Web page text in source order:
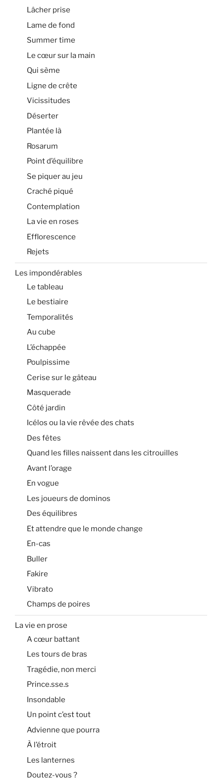
Lâcher prise
Lame de fond
Summer time
Le cœur sur la main
Qui sème
Ligne de crête
Vicissitudes
Déserter
Plantée là
Rosarum
Point d’équilibre
Se piquer au jeu
Craché piqué
Contemplation
La vie en roses
Efflorescence
Rejets
Les impondérables
Le tableau
Le bestiaire
Temporalités
Au cube
L’échappée
Poulpissime
Cerise sur le gâteau
Masquerade
Côté jardin
Icélos ou la vie rêvée des chats
Des fêtes
Quand les filles naissent dans les citrouilles
Avant l’orage
En vogue
Les joueurs de dominos
Des équilibres
Et attendre que le monde change
En-cas
Buller
Fakire
Vibrato
Champs de poires
La vie en prose
A cœur battant
Les tours de bras
Tragédie, non merci
Prince.sse.s
Insondable
Un point c’est tout
Advienne que pourra
À l’étroit
Les lanternes
Doutez-vous ?